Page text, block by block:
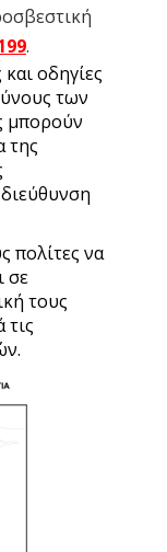
.
οδηγίες
των
μπορούν
της
πολίτες να
σε
τους